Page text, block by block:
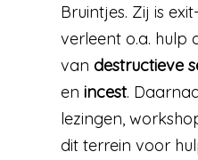
Bruintjes. Zij is
verleent o.a. hulp
vandestructieve
enincest.
lezingen,
dit terrein voor